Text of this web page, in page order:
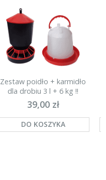
Zestaw poidło + karmidło
dla drobiu 3 l + 6 kg !!
39,00 zł
DO KOSZYKA